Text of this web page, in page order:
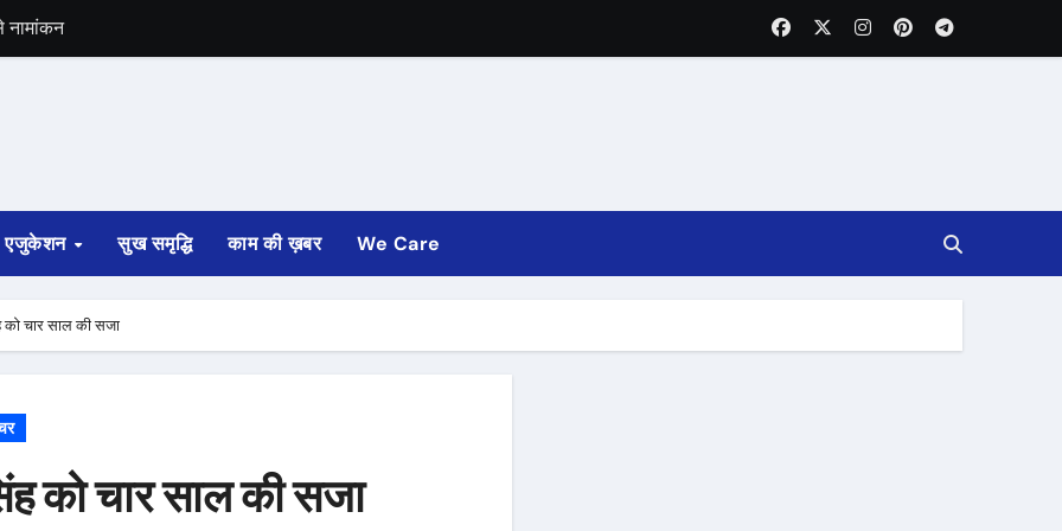
नामांकन
चौधरी
एजुकेशन सुख समृद्धि काम की ख़बर We Care
को चार साल की सजा
को चार साल की सजा